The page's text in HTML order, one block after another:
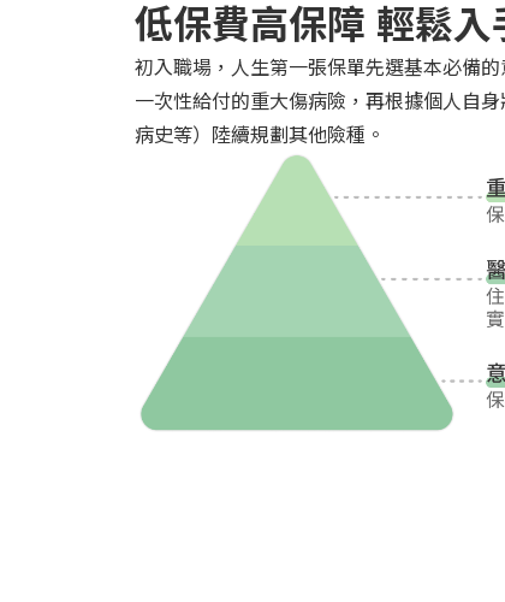
低保費高保障 輕鬆入
初入職場，人生第一張保單先選基本必備
一次性給付的重大傷病險，再根據個人自
病史等）陸續規劃其他險種。